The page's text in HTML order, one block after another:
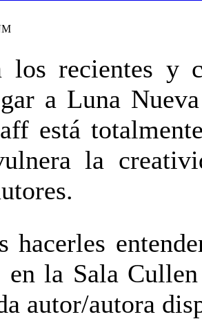
los recientes y
a Luna
está
la
hacerles
en la Sala
autor/autora